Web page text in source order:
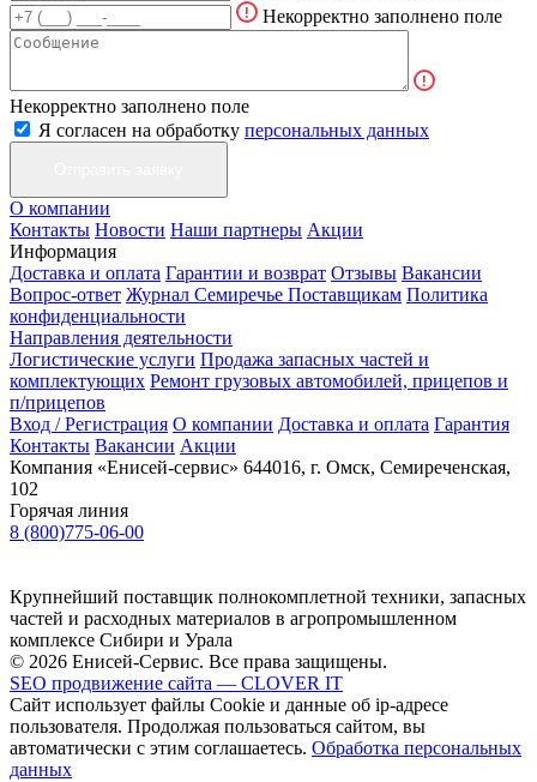
Некорректно заполнено поле
Некорректно заполнено поле
Я согласен на обработку персональных данных
О компании
Контакты Новости Наши партнеры Акции
Информация
Доставка и оплата Гарантии и возврат Отзывы Вакансии
Вопрос-ответ Журнал Семиречье Поставщикам Политика
конфиденциальности
Направления деятельности
Логистические услуги Продажа запасных частей и
комплектующих Ремонт грузовых автомобилей, прицепов и
п/прицепов
Вход / Регистрация О компании Доставка и оплата Гарантия
Контакты Вакансии Акции
Компания «Енисей-сервис» 644016, г. Омск, Семиреченская,
102
Горячая линия
8 (800)775-06-00
Крупнейший поставщик полнокомплетной техники, запасных
частей и расходных материалов в агропромышленном
комплексе Сибири и Урала
© 2026 Енисей-Сервис. Все права защищены.
SEO продвижение сайта — CLOVER IT
Сайт использует файлы Cookie и данные об ip-адресе
пользователя. Продолжая пользоваться сайтом, вы
автоматически с этим соглашаетесь. Обработка персональных
данных